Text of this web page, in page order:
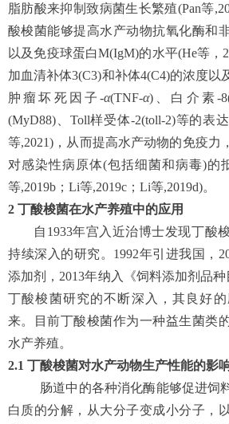
脂肪酸来抑制致病菌生长繁殖(Pan等
酸梭菌能够提高水产动物抗氧化酶和
以及免疫球蛋白M(IgM)的水平(He等，
加血清补体3(C3)和补体4(C4)的浓度以
肿瘤坏死因子-α(TNF-α)、白介素-
(MyD88)、Toll样受体-2(toll-2)等的表
等,2021)，从而提高水产动物的免疫力
对感染性病原体(包括细菌和病毒)的
等,2019b；Li等,2019c；Li等,2019d)。
2 丁酸梭菌在水产养殖中的应用
自1933年宫入近治博士发现丁酸
持续深入的研究。1992年引进我国，
添加剂，2013年纳入《饲料添加剂品
丁酸梭菌研究的不断深入，其良好
来。目前丁酸梭菌作为一种益生菌类
水产养殖。
2.1 丁酸梭菌对水产动物生产性能的影
肠道中的各种消化酶能够促进饲
白质的分解，从大分子变成小分子，